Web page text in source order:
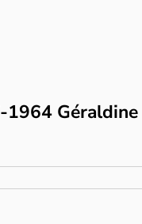
1964 Géraldine